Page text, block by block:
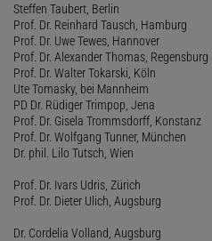
Steffen Taubert, Berlin
Prof. Dr. Reinhard Tausch, Hamburg
Prof. Dr. Uwe Tewes, Hannover
Prof. Dr. Alexander Thomas, Regensburg
Prof. Dr. Walter Tokarski, Köln
Ute Tomasky, bei Mannheim
PD Dr. Rüdiger Trimpop, Jena
Prof. Dr. Gisela Trommsdorff, Konstanz
Prof. Dr. Wolfgang Tunner, München
Dr. phil. Lilo Tutsch, Wien
Prof. Dr. Ivars Udris, Zürich
Prof. Dr. Dieter Ulich, Augsburg
Dr. Cordelia Volland, Augsburg